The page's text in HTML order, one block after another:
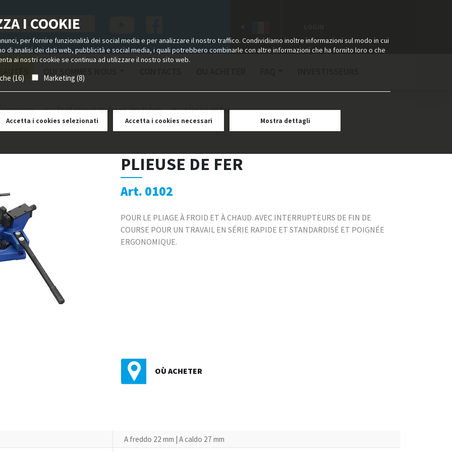
I COOKIE
per fornire funzionalità dei social media e per analizzare il nostro traffico. Condividiamo inoltre informazioni sul modo in cui
di analisi dei dati web, pubblicità e social media, i quali potrebbero combinarle con altre informazioni che ha fornito loro o che
ai nostri cookie se continua ad utilizzare il nostro sito web.
(16) Marketing (8)
Accetta i cookies selezionati Accetta i cookies necessari Mostra dettagli
Traitement du fer et des tubes plieuse de fer
PLIEUSE DE FER
Art. 0102
POUR LE PLIAGE À FROID ET À CHAUD. AVEC INTERRUPTEURS DE FIN DE
COURSE POUR UN TRAVAIL EN SÉRIE RAPIDE ET STANDARDISÉ ET POIGNÉE
ERGONOMIQUE.
OÙ ACHETER
A freddo 22 mm | A caldo 27 mm